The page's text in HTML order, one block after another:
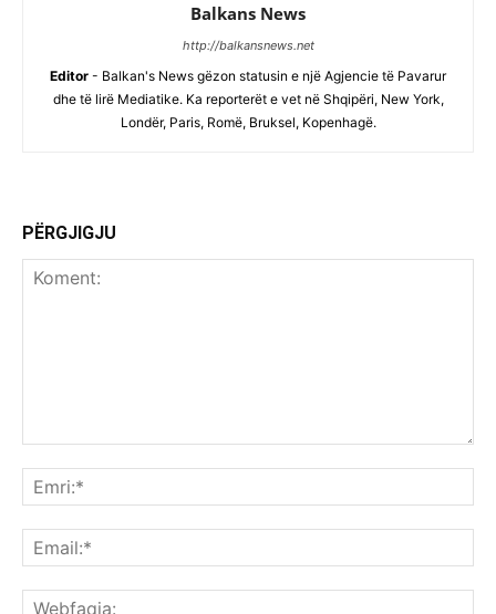
Balkans News
http://balkansnews.net
Editor - Balkan's News gëzon statusin e një Agjencie të Pavarur
dhe të lirë Mediatike. Ka reporterët e vet në Shqipëri, New York,
Londër, Paris, Romë, Bruksel, Kopenhagë.
PËRGJIGJU